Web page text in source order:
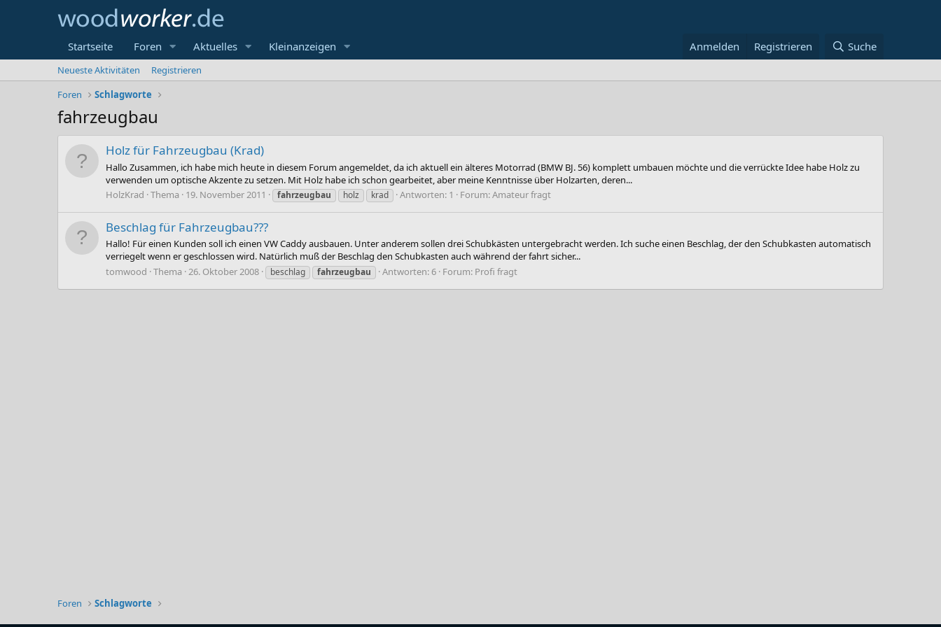
Startseite Foren Aktuelles Kleinanzeigen Anmelden Registrieren Suche
Neueste Aktivitäten
Registrieren
Foren
Schlagworte
fahrzeugbau
Holz für Fahrzeugbau (Krad)
Hallo Zusammen, ich habe mich heute in diesem Forum angemeldet, da ich aktuell ein älteres Motorrad (BMW BJ. 56) komplett umbauen möchte und die verrückte Idee habe Holz zu
verwenden um optische Akzente zu setzen. Mit Holz habe ich schon gearbeitet, aber meine Kenntnisse über Holzarten, deren...
HolzKrad Thema 19. November 2011 fahrzeugbau holz krad Antworten: 1 Forum:Amateur fragt
Beschlag für Fahrzeugbau???
Hallo! Für einen Kunden soll ich einen VW Caddy ausbauen. Unter anderem sollen drei Schubkästen untergebracht werden. Ich suche einen Beschlag, der den Schubkasten automatisch
verriegelt wenn er geschlossen wird. Natürlich muß der Beschlag den Schubkasten auch während der fahrt sicher...
tomwood Thema 26. Oktober 2008 beschlag fahrzeugbau Antworten: 6 Forum: Profi fragt
Foren Schlagworte